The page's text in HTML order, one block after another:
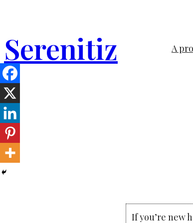
contenu
Serenitiz A
If you’re new